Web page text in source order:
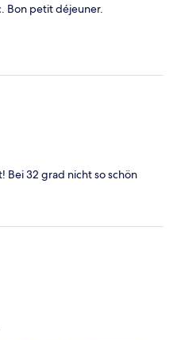
Bon petit déjeuner.
Bei 32 grad nicht so schön